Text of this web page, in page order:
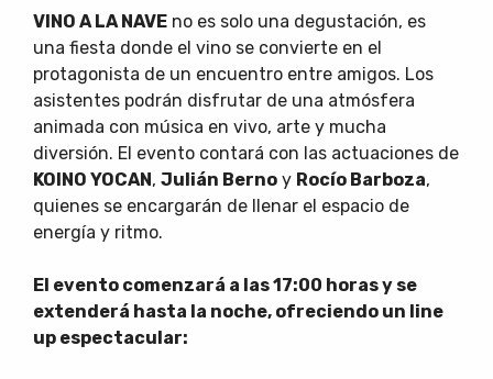
VINO A LA NAVE no es solo una degustación, es
una fiesta donde el vino se convierte en el
protagonista de un encuentro entre amigos. Los
asistentes podrán disfrutar de una atmósfera
animada con música en vivo, arte y mucha
diversión. El evento contará con las actuaciones de
KOINO YOCAN, Julián Berno y Rocío Barboza,
quienes se encargarán de llenar el espacio de
energía y ritmo.
El evento comenzará a las 17:00 horas y se
extenderá hasta la noche, ofreciendo un line
up espectacular: